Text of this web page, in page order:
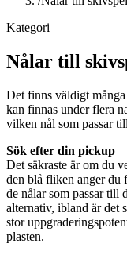
Kategori
Nålar till
Det finns väldigt
kan finnas under flera
vilken nål som passar
Sök efter din pickup
Det säkraste är om du
den blå fliken anger du
de nålar som passar till
alternativ, ibland är det
stor
plasten.